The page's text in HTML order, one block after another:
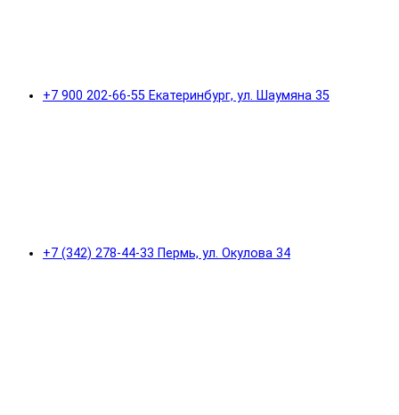
+7 900 202-66-55 Екатеринбург, ул. Шаумяна 35
+7 (342) 278-44-33 Пермь, ул. Окулова 34